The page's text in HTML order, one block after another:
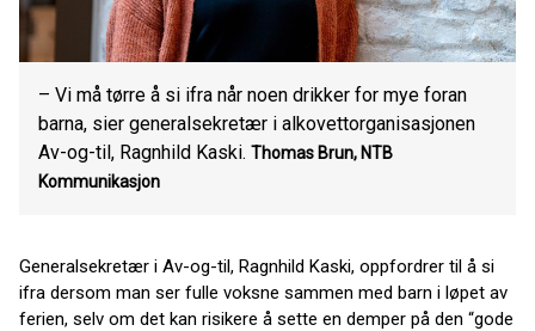
– Vi må tørre å si ifra når noen drikker for mye foran
barna, sier generalsekretær i alkovettorganisasjonen
Av-og-til, Ragnhild Kaski. Thomas Brun, NTB
Kommunikasjon
Generalsekretær i Av-og-til, Ragnhild Kaski, oppfordrer til å si
ifra dersom man ser fulle voksne sammen med barn i løpet av
ferien, selv om det kan risikere å sette en demper på den “gode